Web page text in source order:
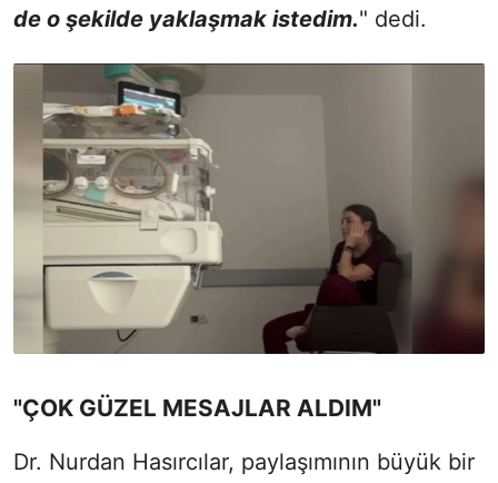
de o şekilde yaklaşmak istedim." dedi.
"ÇOK GÜZEL MESAJLAR ALDIM"
Dr. Nurdan Hasırcılar, paylaşımının büyük bir